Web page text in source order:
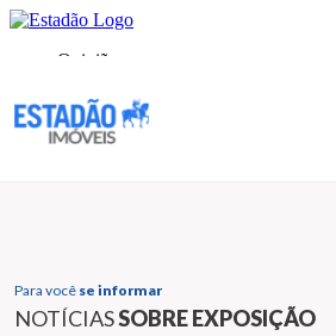
Para você se informar
NOTÍCIASSOBRE EXPOSIÇÃO